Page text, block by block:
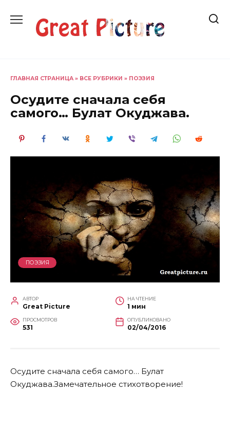
содержанию
ГЛАВНАЯ СТРАНИЦА » ВСЕ РУБРИКИ » ПОЭЗИЯ
Осудите сначала себя
самого… Булат Окуджава.
ПОЭЗИЯ
АВТОР
Great Picture
НА ЧТЕНИЕ
1 мин
ПРОСМОТРОВ
531
ОПУБЛИКОВАНО
02/04/2016
Осудите сначала себя самого… Булат
Окуджава.Замечательное стихотворение!